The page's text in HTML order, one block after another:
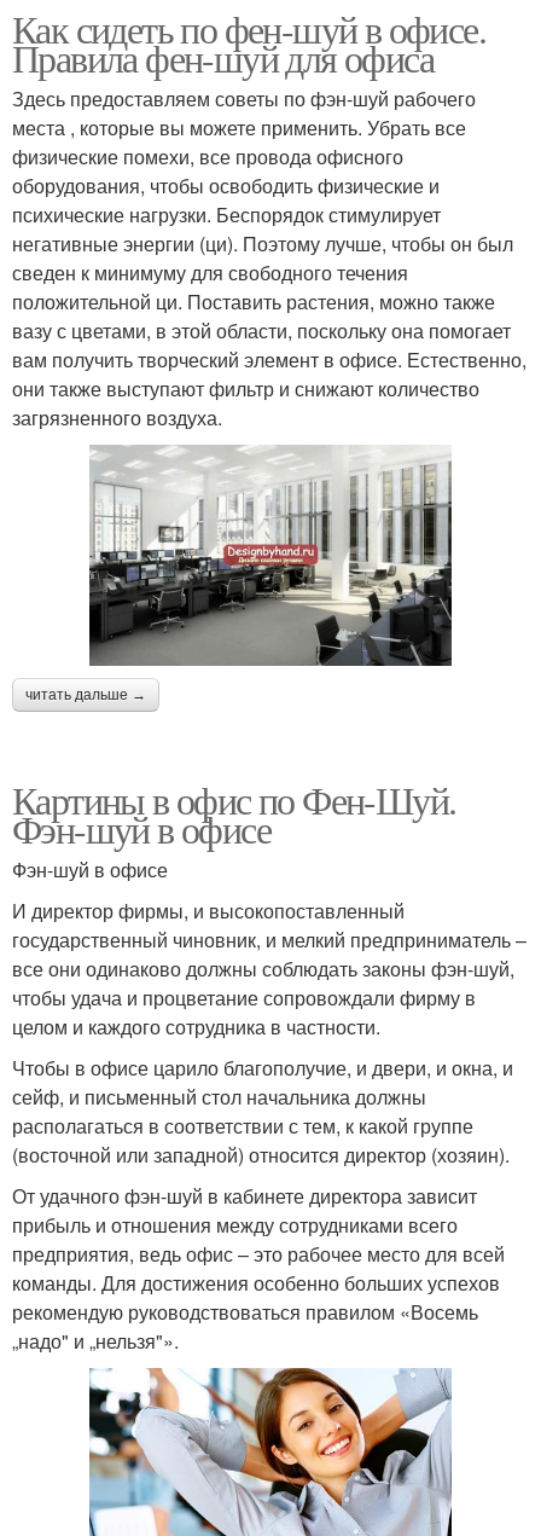
Как сидеть по фен-шуй в офисе.
Правила фен-шуй для офиса
Здесь предоставляем советы по фэн-шуй рабочего
места , которые вы можете применить. Убрать все
физические помехи, все провода офисного
оборудования, чтобы освободить физические и
психические нагрузки. Беспорядок стимулирует
негативные энергии (ци). Поэтому лучше, чтобы он был
сведен к минимуму для свободного течения
положительной ци. Поставить растения, можно также
вазу с цветами, в этой области, поскольку она помогает
вам получить творческий элемент в офисе. Естественно,
они также выступают фильтр и снижают количество
загрязненного воздуха.
читать дальше →
Картины в офис по Фен-Шуй.
Фэн-шуй в офисе
Фэн-шуй в офисе
И директор фирмы, и высокопоставленный
государственный чиновник, и мелкий предприниматель –
все они одинаково должны соблюдать законы фэн-шуй,
чтобы удача и процветание сопровождали фирму в
целом и каждого сотрудника в частности.
Чтобы в офисе царило благополучие, и двери, и окна, и
сейф, и письменный стол начальника должны
располагаться в соответствии с тем, к какой группе
(восточной или западной) относится директор (хозяин).
От удачного фэн-шуй в кабинете директора зависит
прибыль и отношения между сотрудниками всего
предприятия, ведь офис – это рабочее место для всей
команды. Для достижения особенно больших успехов
рекомендую руководствоваться правилом «Восемь
„надо" и „нельзя"».